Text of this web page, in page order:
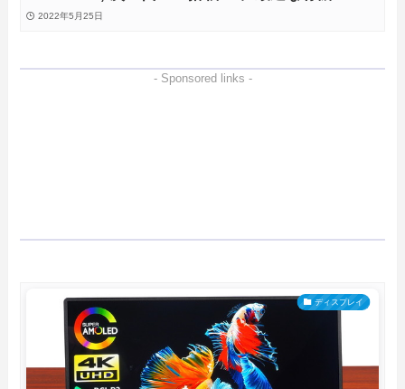
ーミングモニタを徹底検証
2022年5月25日
- Sponsored links -
ディスプレイ